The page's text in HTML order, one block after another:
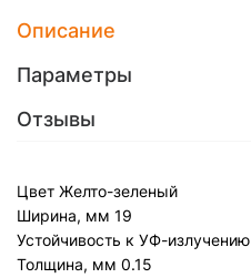
Описание
Параметры
Отзывы
Цвет Желто-зеленый
Ширина, мм 19
Устойчивость к УФ-излучению
Толщина, мм 0.15